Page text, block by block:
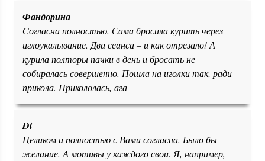
Фандорина
Согласна полностью. Сама бросила курить через
иглоукалывание. Два сеанса – и как отрезало! А
курила полторы пачки в день и бросать не
собиралась совершенно. Пошла на иголки так, ради
прикола. Прикололась, ага
Di
Целиком и полностью с Вами согласна. Было бы
желание. А мотивы у каждого свои. Я, например,